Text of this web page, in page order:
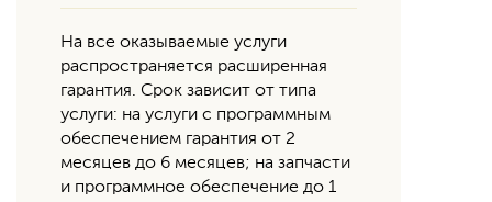
На все оказываемые услуги
распространяется расширенная
гарантия. Срок зависит от типа
услуги: на услуги с программным
обеспечением гарантия от 2
месяцев до 6 месяцев; на запчасти
и программное обеспечение до 1